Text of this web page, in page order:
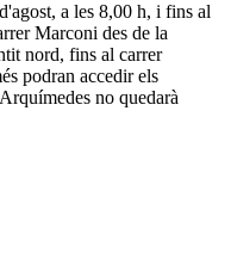
a les 8,00 h, i fins al
Marconi des de la
nord, fins al carrer
podran accedir els
no quedarà